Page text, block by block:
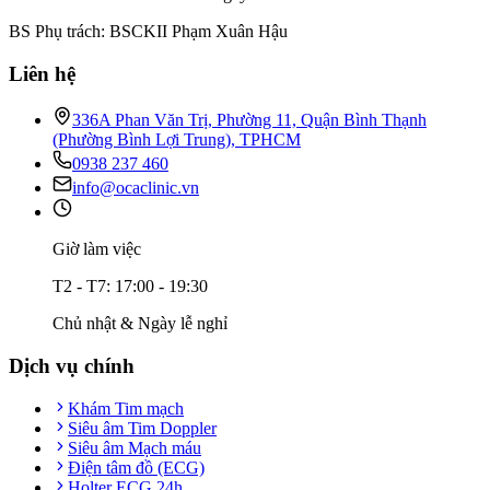
BS Phụ trách: BSCKII Phạm Xuân Hậu
Liên hệ
336A Phan Văn Trị, Phường 11, Quận Bình Thạnh
(Phường Bình Lợi Trung), TPHCM
0938 237 460
info@ocaclinic.vn
Giờ làm việc
T2 - T7: 17:00 - 19:30
Chủ nhật & Ngày lễ nghỉ
Dịch vụ chính
Khám Tim mạch
Siêu âm Tim Doppler
Siêu âm Mạch máu
Điện tâm đồ (ECG)